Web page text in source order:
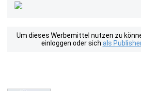
Um dieses Werbemittel nutzen zu
einloggen oder sich als